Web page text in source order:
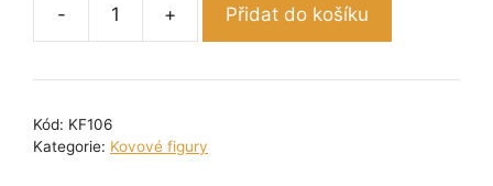
-
Kovová
-
+ Přidat do košíku
Kód: KF106
Kategorie: Kovové figury